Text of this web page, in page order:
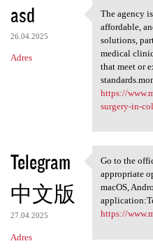
asd
26.04.2025
Adres
The
The agency
affordable,
solutions,
medical
that meet or
https://
surgery-in-
Telegram
中文版
27.04.2025
Adres
Go to the
Go to the
appropriate
macOS,
https://